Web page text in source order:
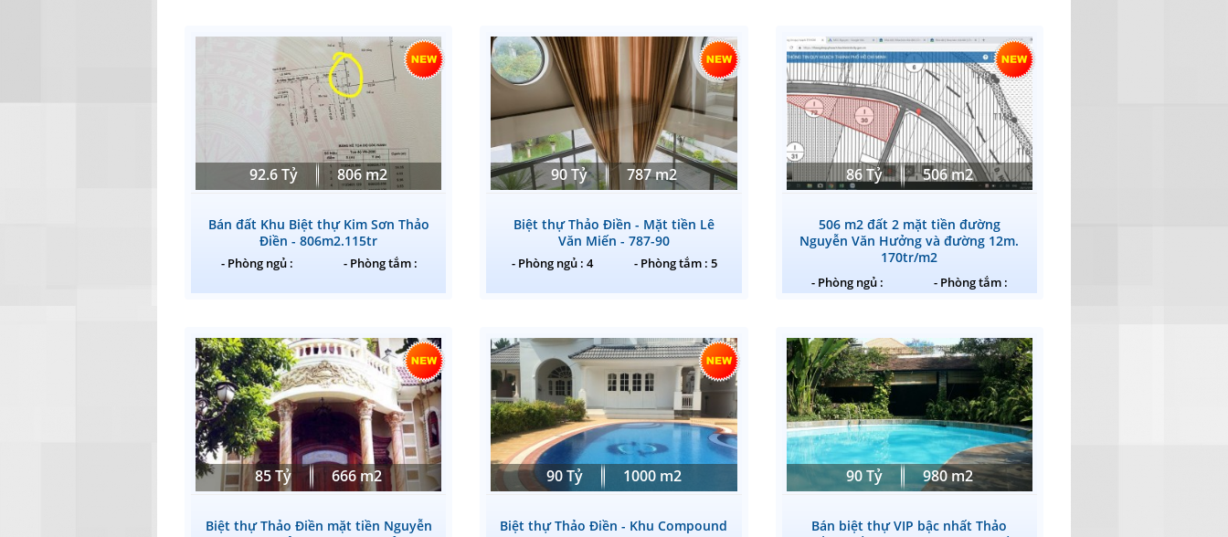
92.6 Tỷ 806 m2
Bán đất Khu Biệt thự Kim Sơn Thảo
Điền - 806m2.115tr
- Phòng ngủ : - Phòng tắm :
90 Tỷ 787 m2
Biệt thự Thảo Điền - Mặt tiền Lê
Văn Miến - 787-90
- Phòng ngủ : 4 - Phòng tắm : 5
86 Tỷ 506 m2
506 m2 đất 2 mặt tiền đường
Nguyễn Văn Hưởng và đường 12m.
170tr/m2
- Phòng ngủ : - Phòng tắm :
85 Tỷ 666 m2
Biệt thự Thảo Điền mặt tiền Nguyễn
90 Tỷ 1000 m2
Biệt thự Thảo Điền - Khu Compound
90 Tỷ 980 m2
Bán biệt thự VIP bậc nhất Thảo